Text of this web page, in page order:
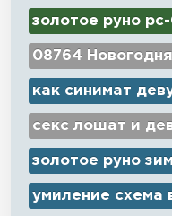
золотое руно рс-
08764
как синимат
секс лошат и
золотое руно
умиление схема